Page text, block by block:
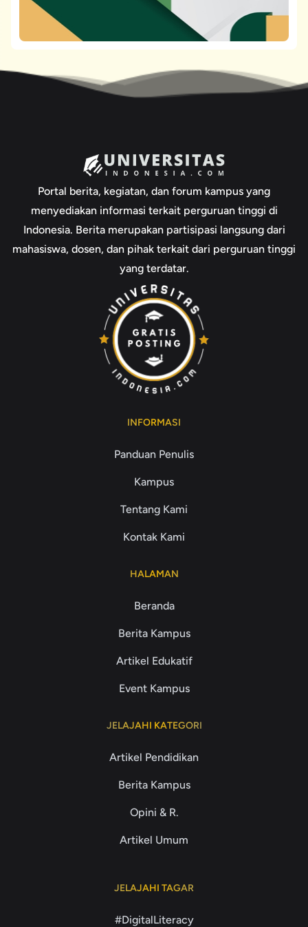
Portal berita, kegiatan, dan forum kampus yang
menyediakan informasi terkait perguruan tinggi di
Indonesia. Berita merupakan partisipasi langsung dari
mahasiswa, dosen, dan pihak terkait dari perguruan tinggi
yang terdatar.
INFORMASI
Panduan Penulis
Kampus
Tentang Kami
Kontak Kami
HALAMAN
Beranda
Berita Kampus
Artikel Edukatif
Event Kampus
JELAJAHI KATEGORI
Artikel Pendidikan
Berita Kampus
Opini & R.
Artikel Umum
JELAJAHI TAGAR
#DigitalLiteracy